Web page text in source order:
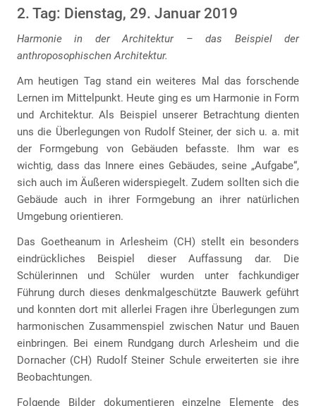
2. Tag: Dienstag, 29. Januar 2019
Harmonie in der Architektur – das Beispiel der
anthroposophischen Architektur.
Am heutigen Tag stand ein weiteres Mal das forschende
Lernen im Mittelpunkt. Heute ging es um Harmonie in Form
und Architektur. Als Beispiel unserer Betrachtung dienten
uns die Überlegungen von Rudolf Steiner, der sich u. a. mit
der Formgebung von Gebäuden befasste. Ihm war es
wichtig, dass das Innere eines Gebäudes, seine „Aufgabe“,
sich auch im Äußeren widerspiegelt. Zudem sollten sich die
Gebäude auch in ihrer Formgebung an ihrer natürlichen
Umgebung orientieren.
Das Goetheanum in Arlesheim (CH) stellt ein besonders
eindrückliches Beispiel dieser Auffassung dar. Die
Schülerinnen und Schüler wurden unter fachkundiger
Führung durch dieses denkmalgeschützte Bauwerk geführt
und konnten dort mit allerlei Fragen ihre Überlegungen zum
harmonischen Zusammenspiel zwischen Natur und Bauen
einbringen. Bei einem Rundgang durch Arlesheim und die
Dornacher (CH) Rudolf Steiner Schule erweiterten sie ihre
Beobachtungen.
Folgende Bilder dokumentieren einzelne Elemente des